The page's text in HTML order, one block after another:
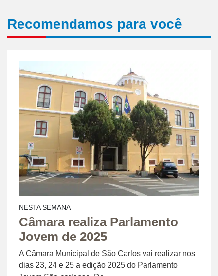
Recomendamos para você
NESTA SEMANA
Câmara realiza Parlamento
Jovem de 2025
A Câmara Municipal de São Carlos vai realizar nos
dias 23, 24 e 25 a edição 2025 do Parlamento